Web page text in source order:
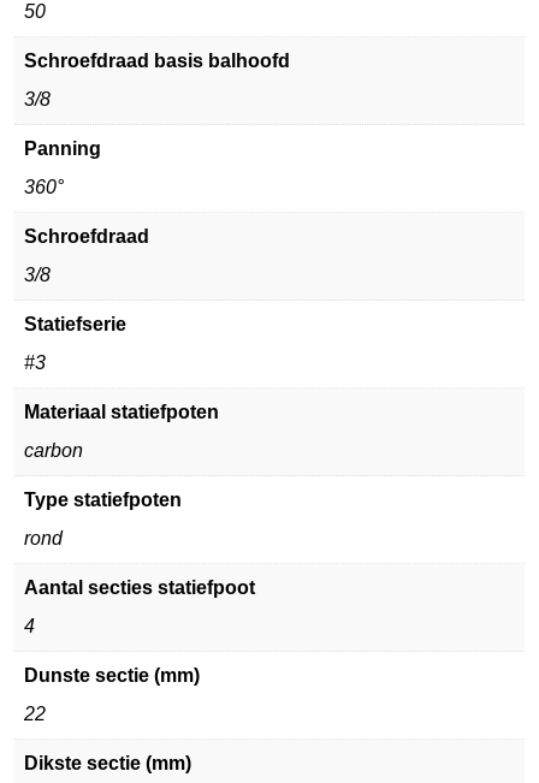
50
Schroefdraad basis balhoofd
3/8
Panning
360°
Schroefdraad
3/8
Statiefserie
#3
Materiaal statiefpoten
carbon
Type statiefpoten
rond
Aantal secties statiefpoot
4
Dunste sectie (mm)
22
Dikste sectie (mm)